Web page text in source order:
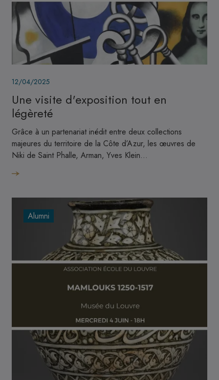
12/04/2025
Une visite d'exposition tout en
légèreté
Grâce à un partenariat inédit entre deux collections
majeures du territoire de la Côte d’Azur, les œuvres de
Niki de Saint Phalle, Arman, Yves Klein…
Alumni